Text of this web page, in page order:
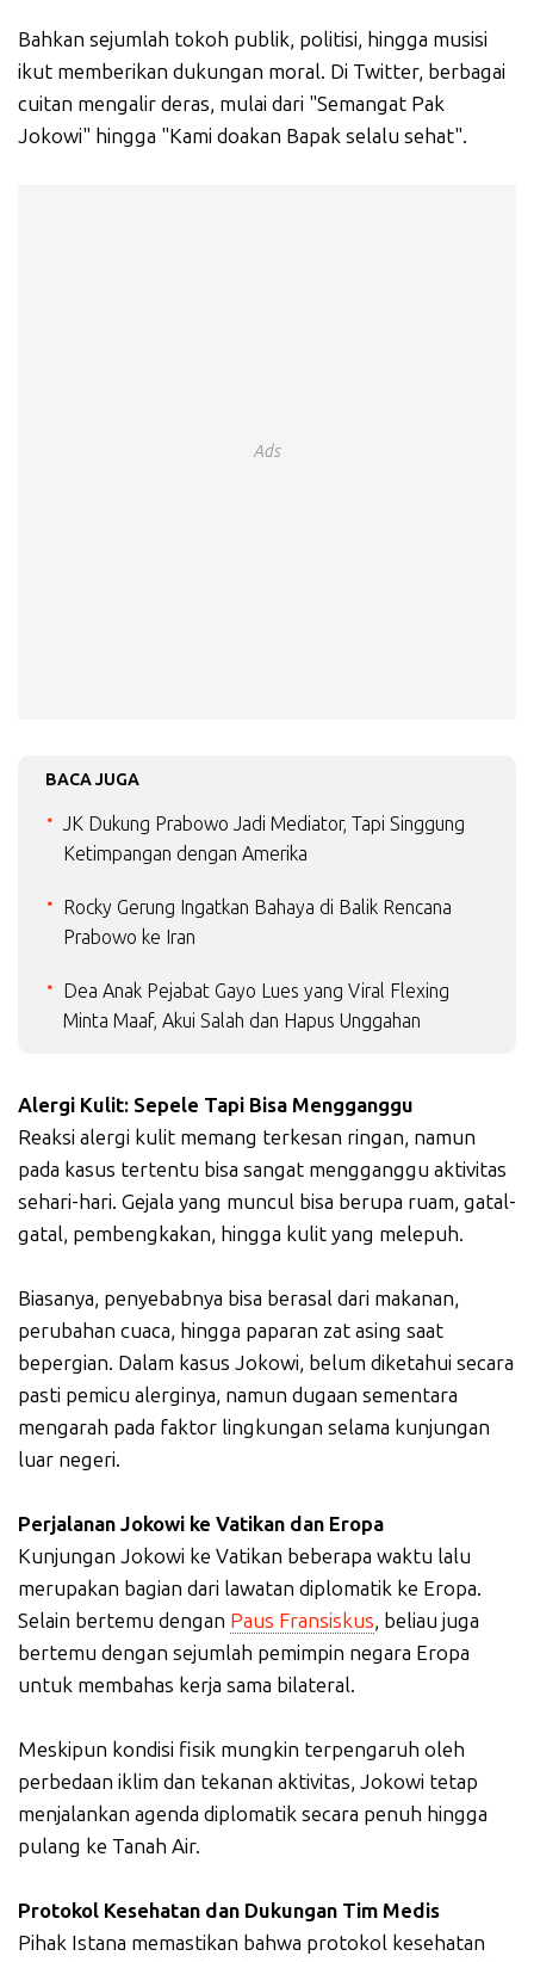
Bahkan sejumlah tokoh publik, politisi, hingga musisi
ikut memberikan dukungan moral. Di Twitter, berbagai
cuitan mengalir deras, mulai dari "Semangat Pak
Jokowi" hingga "Kami doakan Bapak selalu sehat".
Ads
BACA JUGA
JK Dukung Prabowo Jadi Mediator, Tapi Singgung
Ketimpangan dengan Amerika
Rocky Gerung Ingatkan Bahaya di Balik Rencana
Prabowo ke Iran
Dea Anak Pejabat Gayo Lues yang Viral Flexing
Minta Maaf, Akui Salah dan Hapus Unggahan
Alergi Kulit: Sepele Tapi Bisa Mengganggu
Reaksi alergi kulit memang terkesan ringan, namun
pada kasus tertentu bisa sangat mengganggu aktivitas
sehari-hari. Gejala yang muncul bisa berupa ruam, gatal-
gatal, pembengkakan, hingga kulit yang melepuh.
Biasanya, penyebabnya bisa berasal dari makanan,
perubahan cuaca, hingga paparan zat asing saat
bepergian. Dalam kasus Jokowi, belum diketahui secara
pasti pemicu alerginya, namun dugaan sementara
mengarah pada faktor lingkungan selama kunjungan
luar negeri.
Perjalanan Jokowi ke Vatikan dan Eropa
Kunjungan Jokowi ke Vatikan beberapa waktu lalu
merupakan bagian dari lawatan diplomatik ke Eropa.
Selain bertemu dengan Paus Fransiskus, beliau juga
bertemu dengan sejumlah pemimpin negara Eropa
untuk membahas kerja sama bilateral.
Meskipun kondisi fisik mungkin terpengaruh oleh
perbedaan iklim dan tekanan aktivitas, Jokowi tetap
menjalankan agenda diplomatik secara penuh hingga
pulang ke Tanah Air.
Protokol Kesehatan dan Dukungan Tim Medis
Pihak Istana memastikan bahwa protokol kesehatan